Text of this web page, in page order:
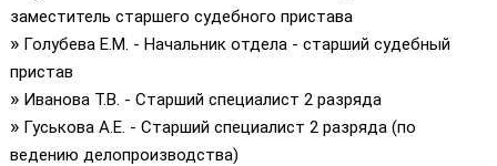
заместитель старшего судебного пристава
» Голубева Е.М. - Начальник отдела - старший судебный
пристав
» Иванова Т.В. - Старший специалист 2 разряда
» Гуськова А.Е. - Старший специалист 2 разряда (по
ведению делопроизводства)